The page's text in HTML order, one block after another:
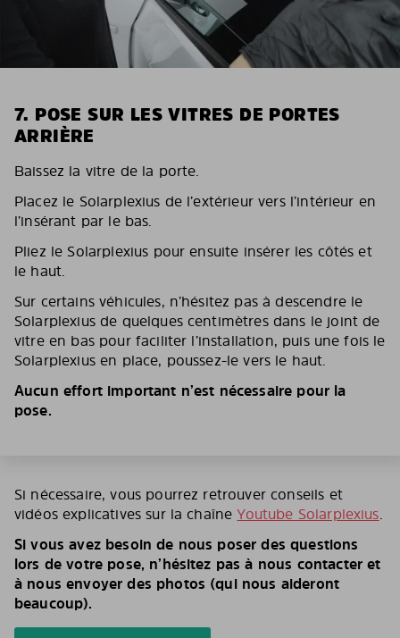
7. POSE SUR LES VITRES DE PORTES
ARRIÈRE
Baissez la vitre de la porte.
Placez le Solarplexius de l’extérieur vers l’intérieur en
l’insérant par le bas.
Pliez le Solarplexius pour ensuite insérer les côtés et
le haut.
Sur certains véhicules, n’hésitez pas à descendre le
Solarplexius de quelques centimètres dans le joint de
vitre en bas pour faciliter l’installation, puis une fois le
Solarplexius en place, poussez-le vers le haut.
Aucun effort important n’est nécessaire pour la
pose.
Si nécessaire, vous pourrez retrouver conseils et
vidéos explicatives sur la chaîneYoutube Solarplexius.
Si vous avez besoin de nous poser des questions
lors de votre pose, n’hésitez pas à nous contacter et
à nous envoyer des photos (qui nous aideront
beaucoup).